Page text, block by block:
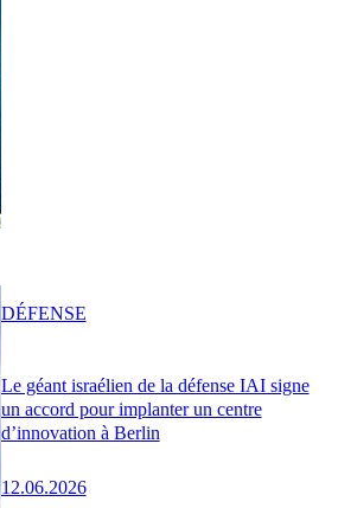
Le géant israélien de la défense IAI signe
un accord pour implanter un centre
d’innovation à Berlin
12.06.2026
DÉFENSE